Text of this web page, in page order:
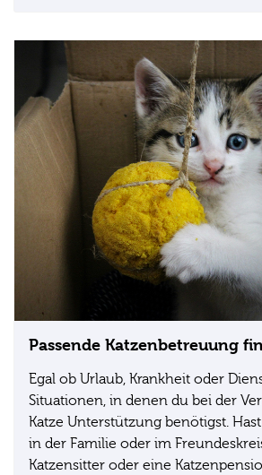
Passende Katzenbetreuung
Egal ob Urlaub, Krankheit oder
Situationen, in denen du bei der
Katze Unterstützung benötigst.
in der Familie oder im
Katzensitter oder eine